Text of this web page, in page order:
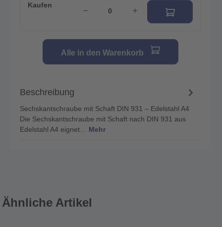
Kaufen
Alle in den Warenkorb
Beschreibung
Sechskantschraube mit Schaft DIN 931 – Edelstahl A4
Die Sechskantschraube mit Schaft nach DIN 931 aus
Edelstahl A4 eignet… Mehr
Ähnliche Artikel